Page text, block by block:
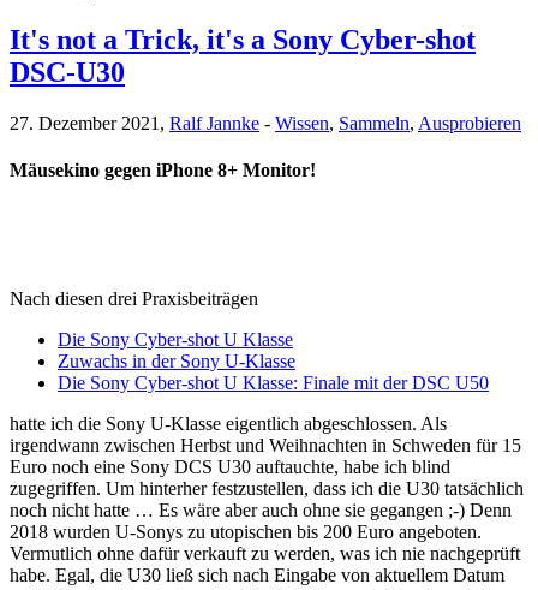
It's not a Trick, it's a Sony Cyber-shot
DSC-U30
27. Dezember 2021, Ralf Jannke - Wissen, Sammeln, Ausprobieren
Mäusekino gegen iPhone 8+ Monitor!
Nach diesen drei Praxisbeiträgen
Die Sony Cyber-shot U Klasse
Zuwachs in der Sony U-Klasse
Die Sony Cyber-shot U Klasse: Finale mit der DSC U50
hatte ich die Sony U-Klasse eigentlich abgeschlossen. Als
irgendwann zwischen Herbst und Weihnachten in Schweden für 15
Euro noch eine Sony DCS U30 auftauchte, habe ich blind
zugegriffen. Um hinterher festzustellen, dass ich die U30 tatsächlich
noch nicht hatte … Es wäre aber auch ohne sie gegangen ;-) Denn
2018 wurden U-Sonys zu utopischen bis 200 Euro angeboten.
Vermutlich ohne dafür verkauft zu werden, was ich nie nachgeprüft
habe. Egal, die U30 ließ sich nach Eingabe von aktuellem Datum